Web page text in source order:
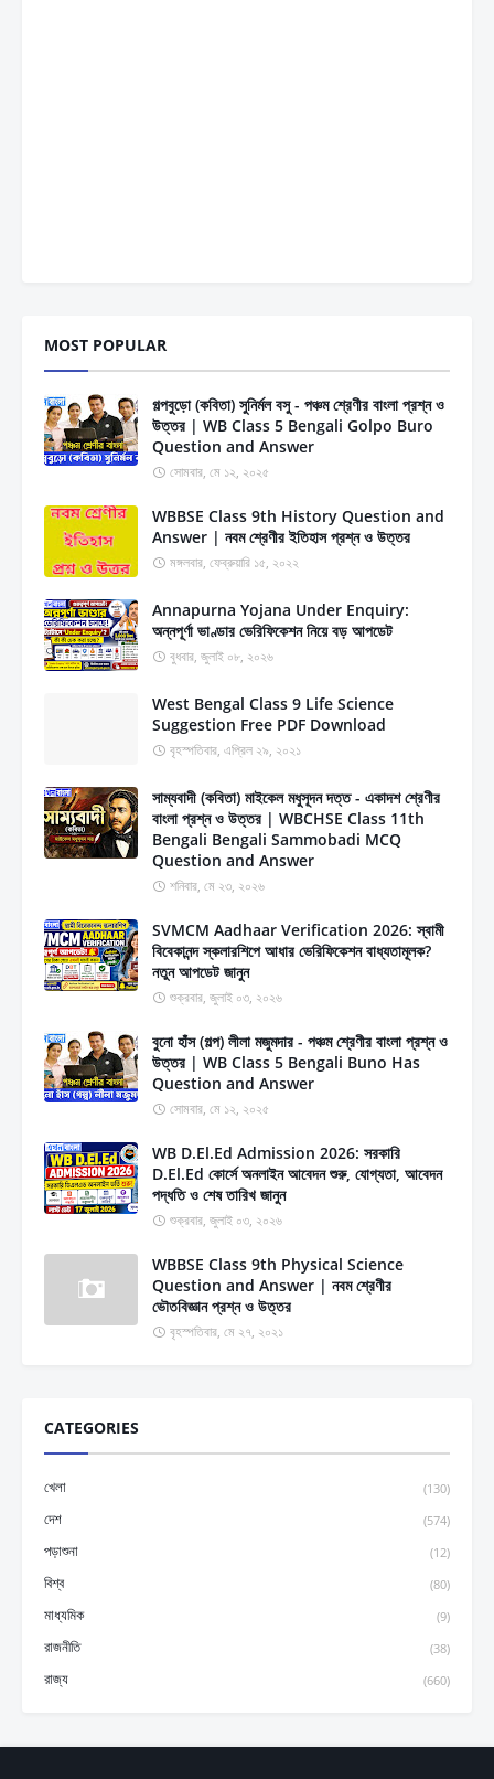
MOST POPULAR
গল্পবুড়ো (কবিতা) সুনির্মল বসু - পঞ্চম শ্রেণীর বাংলা প্রশ্ন ও
উত্তর | WB Class 5 Bengali Golpo Buro
Question and Answer
সোমবার, মে ১২, ২০২৫
WBBSE Class 9th History Question and
Answer | নবম শ্রেণীর ইতিহাস প্রশ্ন ও উত্তর
মঙ্গলবার, ফেব্রুয়ারি ১৫, ২০২২
Annapurna Yojana Under Enquiry:
অন্নপূর্ণা ভাণ্ডার ভেরিফিকেশন নিয়ে বড় আপডেট
বুধবার, জুলাই ০৮, ২০২৬
West Bengal Class 9 Life Science
Suggestion Free PDF Download
বৃহস্পতিবার, এপ্রিল ২৯, ২০২১
সাম্যবাদী (কবিতা) মাইকেল মধুসূদন দত্ত - একাদশ শ্রেণীর
বাংলা প্রশ্ন ও উত্তর | WBCHSE Class 11th
Bengali Bengali Sammobadi MCQ
Question and Answer
শনিবার, মে ২৩, ২০২৬
SVMCM Aadhaar Verification 2026: স্বামী
বিবেকানন্দ স্কলারশিপে আধার ভেরিফিকেশন বাধ্যতামূলক?
নতুন আপডেট জানুন
শুক্রবার, জুলাই ০৩, ২০২৬
বুনো হাঁস (গল্প) লীলা মজুমদার - পঞ্চম শ্রেণীর বাংলা প্রশ্ন ও
উত্তর | WB Class 5 Bengali Buno Has
Question and Answer
সোমবার, মে ১২, ২০২৫
WB D.El.Ed Admission 2026: সরকারি
D.El.Ed কোর্সে অনলাইন আবেদন শুরু, যোগ্যতা, আবেদন
পদ্ধতি ও শেষ তারিখ জানুন
শুক্রবার, জুলাই ০৩, ২০২৬
WBBSE Class 9th Physical Science
Question and Answer | নবম শ্রেণীর
ভৌতবিজ্ঞান প্রশ্ন ও উত্তর
বৃহস্পতিবার, মে ২৭, ২০২১
CATEGORIES
খেলা (130)
দেশ (574)
পড়াশুনা (12)
বিশ্ব (80)
মাধ্যমিক (9)
রাজনীতি (38)
রাজ্য (660)